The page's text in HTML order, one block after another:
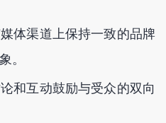
体渠道上保持一致的品牌
。
和互动鼓励与受众的双向